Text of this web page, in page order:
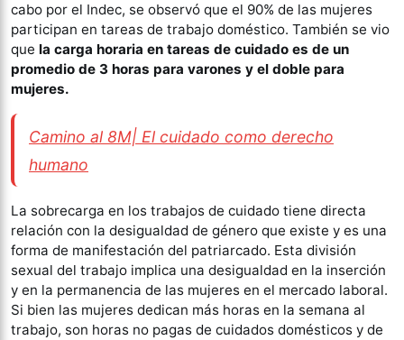
cabo por el Indec, se observó que el 90% de las mujeres
participan en tareas de trabajo doméstico. También se vio
que la carga horaria en tareas de cuidado es de un
promedio de 3 horas para varones y el doble para
mujeres.
Camino al 8M| El cuidado como derecho
humano
La sobrecarga en los trabajos de cuidado tiene directa
relación con la desigualdad de género que existe y es una
forma de manifestación del patriarcado. Esta división
sexual del trabajo implica una desigualdad en la inserción
y en la permanencia de las mujeres en el mercado laboral.
Si bien las mujeres dedican más horas en la semana al
trabajo, son horas no pagas de cuidados domésticos y de